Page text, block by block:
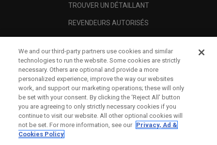
TROUVER UN DÉTAILLANT
REVENDEURS AUTORISÉS
A PROPOS
MENTIONS LÉGALES
We and our third-party partners use cookies and similar
technologies to run the website. Some cookies are strictly
necessary. Others are optional and provide a more
personalized experience, improve the way our websites
work, and support our marketing operations; these will only
be set with your consent. By clicking the ‘Reject All' button
you are agreeing to only strictly necessary cookies if you
continue to visit our website. All other optional cookies will
not be set. For more information, see our Privacy, Ad &
Cookies Policy